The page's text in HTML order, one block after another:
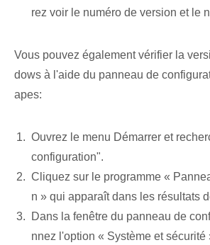
rez voir le numéro de version et le
Vous pouvez également vérifier la
dows à l'aide du panneau de
apes:
Ouvrez le menu Démarrer et
configuration".
Cliquez sur le programme «
n » qui apparaît dans les résultats
Dans la fenêtre du panneau de
nnez l'option « Système et sécurité